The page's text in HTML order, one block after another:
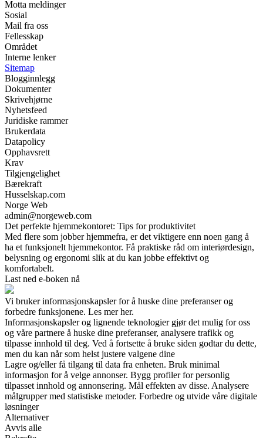
Motta meldinger
Sosial
Mail fra oss
Fellesskap
Området
Interne lenker
Sitemap
Blogginnlegg
Dokumenter
Skrivehjørne
Nyhetsfeed
Juridiske rammer
Brukerdata
Datapolicy
Opphavsrett
Krav
Tilgjengelighet
Bærekraft
Husselskap.com
Norge Web
admin@norgeweb.com
Det perfekte hjemmekontoret: Tips for produktivitet
Med flere som jobber hjemmefra, er det viktigere enn noen gang å
ha et funksjonelt hjemmekontor. Få praktiske råd om interiørdesign,
belysning og ergonomi slik at du kan jobbe effektivt og
komfortabelt.
Last ned e-boken nå
Vi bruker informasjonskapsler for å huske dine preferanser og
forbedre funksjonene. Les mer her.
Informasjonskapsler og lignende teknologier gjør det mulig for oss
og våre partnere å huske dine preferanser, analysere trafikk og
tilpasse innhold til deg. Ved å fortsette å bruke siden godtar du dette,
men du kan når som helst justere valgene dine
Lagre og/eller få tilgang til data fra enheten. Bruk minimal
informasjon for å velge annonser. Bygg profiler for personlig
tilpasset innhold og annonsering. Mål effekten av disse. Analysere
målgrupper med statistiske metoder. Forbedre og utvide våre digitale
løsninger
Alternativer
Avvis alle